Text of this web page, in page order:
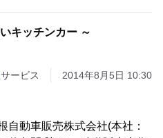
キッチンカー ～
サービス 2014年8月5日 10:30
自動車販売株式会社(本社：